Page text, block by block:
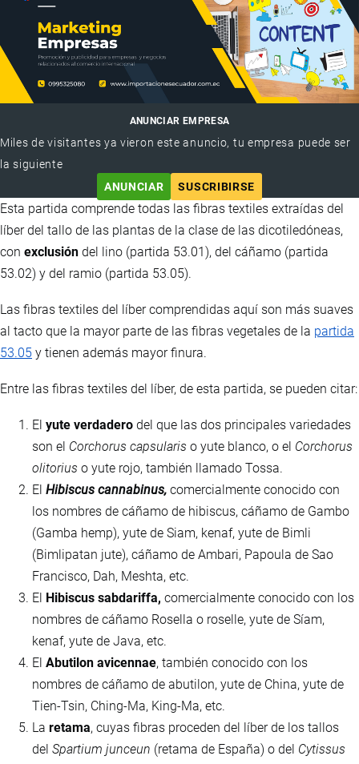
ANUNCIAR EMPRESA
Miles de visitantes ya vieron este anuncio, tu empresa puede ser
la siguiente
ANUNCIAR
SUSCRIBIRSE
Esta partida comprende todas las fibras textiles extraídas del
líber del tallo de las plantas de la clase de las dicotiledóneas,
con exclusión del lino (partida 53.01), del cáñamo (partida
53.02) y del ramio (partida 53.05).
Las fibras textiles del líber comprendidas aquí son más suaves
al tacto que la mayor parte de las fibras vegetales de la partida
53.05 y tienen además mayor finura.
Entre las fibras textiles del líber, de esta partida, se pueden citar:
El yute verdadero del que las dos principales variedades
son el Corchorus capsularis o yute blanco, o el Corchorus
olitorius o yute rojo, también llamado Tossa.
El Hibiscus cannabinus, comercialmente conocido con
los nombres de cáñamo de hibiscus, cáñamo de Gambo
(Gamba hemp), yute de Siam, kenaf, yute de Bimli
(Bimlipatan jute), cáñamo de Ambari, Papoula de Sao
Francisco, Dah, Meshta, etc.
El Hibiscus sabdariffa, comercialmente conocido con los
nombres de cáñamo Rosella o roselle, yute de Síam,
kenaf, yute de Java, etc.
El Abutilon avicennae, también conocido con los
nombres de cáñamo de abutilon, yute de China, yute de
Tien-Tsin, Ching-Ma, King-Ma, etc.
La retama, cuyas fibras proceden del líber de los tallos
del Spartium junceun (retama de España) o del Cytissus